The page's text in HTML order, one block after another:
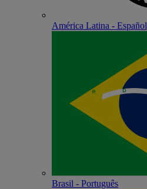
América Latina - Español
Brasil - Português